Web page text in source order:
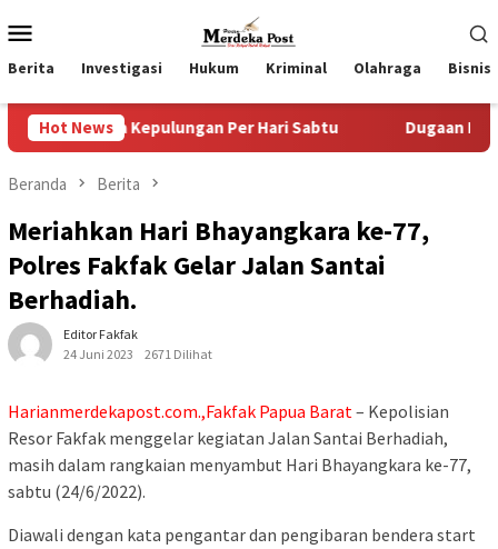
ke
kontenMobile
Berita Investigasi Hukum Kriminal Olahraga Bisnis
Hot News
Kepulungan Per Hari Sabtu Dugaan Pungli SKAB di
Beranda Berita
Meriahkan Hari Bhayangkara ke-77,
Polres Fakfak Gelar Jalan Santai
Berhadiah.
Editor Fakfak
24 Juni 2023
2671 Dilihat
Harianmerdekapost.com.,Fakfak Papua Barat– Kepolisian
Resor Fakfak menggelar kegiatan Jalan Santai Berhadiah,
masih dalam rangkaian menyambut Hari Bhayangkara ke-77,
sabtu (24/6/2022).
Diawali dengan kata pengantar dan pengibaran bendera start